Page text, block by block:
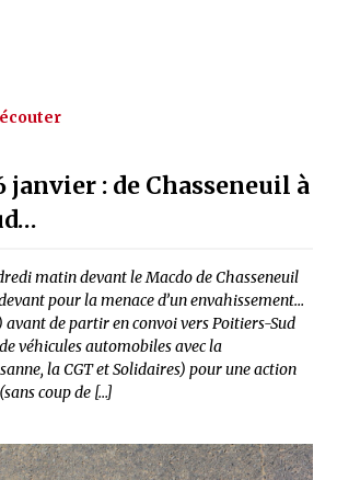
janvier : de Chasseneuil à
matin devant le Macdo de Chasseneuil
pour la menace d’un envahissement…
de partir en convoi vers Poitiers-Sud
véhicules automobiles avec la
la CGT et Solidaires) pour une action
coup de […]